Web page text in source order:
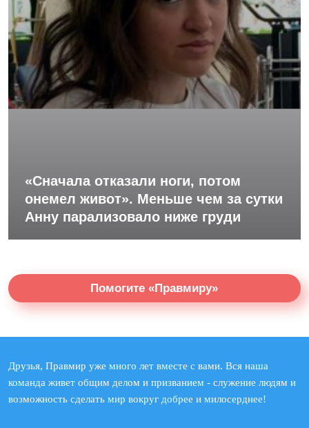
«Сначала отказали ноги, потом
онемел живот». Меньше чем за сутки
Анну парализовало ниже груди
Помогите «Правмиру»
Друзья, Правмир уже много лет вместе с вами. Вся наша
команда живет общим делом и призванием - служение людям и
возможность сделать мир вокруг добрее и милосерднее!